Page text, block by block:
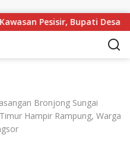
Pesisir, Bupati Desak
Bronjong Sungai
Hampir Rampung, Warga